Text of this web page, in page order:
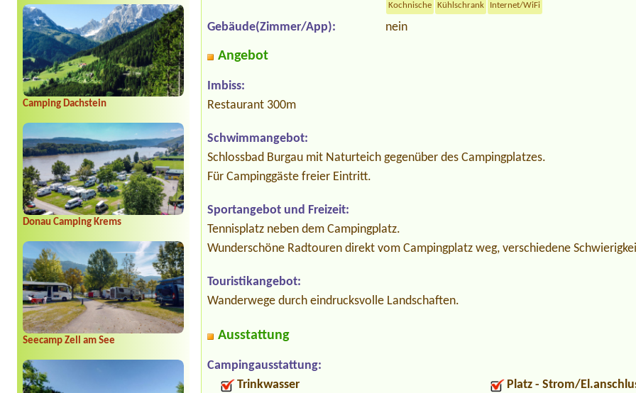
Camping Dachstein
Donau Camping Krems
Seecamp Zell am See
Kochnische Kühlschrank Internet/WiFi
Gebäude(Zimmer/App): nein
Angebot
Imbiss:
Restaurant 300m
Schwimmangebot:
Schlossbad Burgau mit Naturteich gegenüber des Campingplatzes.
Für Campinggäste freier Eintritt.
Sportangebot und Freizeit:
Tennisplatz neben dem Campingplatz.
Wunderschöne Radtouren direkt vom Campingplatz weg, verschiedene
Touristikangebot:
Wanderwege durch eindrucksvolle Landschaften.
Ausstattung
Campingausstattung:
Trinkwasser
Platz - Strom/